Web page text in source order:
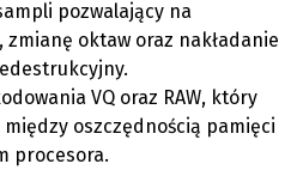
pozwalający na
oktaw oraz nakładanie
VQ oraz RAW, który
oszczędnością pamięci
procesora.